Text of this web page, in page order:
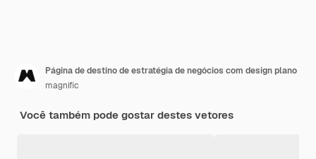
Página de destino de estratégia de negócios com design plano
magnific
Você também pode gostar destes vetores